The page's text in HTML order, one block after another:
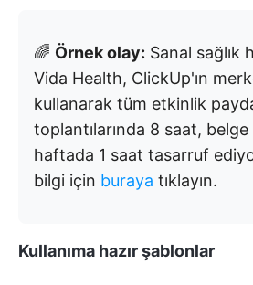
🌈 Örnek olay: Sanal sağlık
Vida Health, ClickUp'ın
kullanarak tüm etkinlik
toplantılarında 8 saat,
haftada 1 saat tasarruf
bilgi için buraya tıklayın.
Kullanıma hazır şablonlar